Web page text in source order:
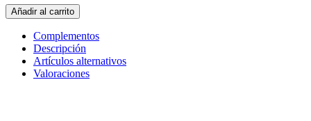
Añadir al carrito
Complementos
Descripción
Artículos alternativos
Valoraciones